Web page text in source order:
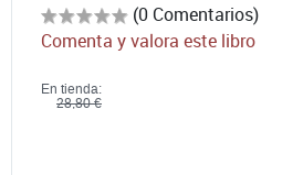
(0 Comentarios)
Comenta y valora este libro
En tienda:
28,80 €